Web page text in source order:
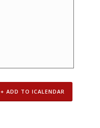
+ ADD TO ICALENDAR